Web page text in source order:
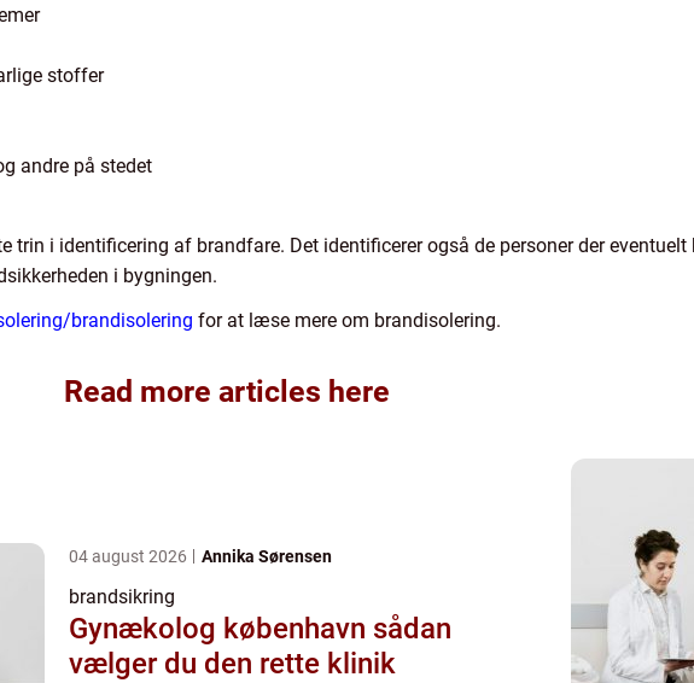
stoffer
andre på stedet
trin i identificering af brandfare. Det identificerer også de personer der
i bygningen.
brandisolering for at læse mere om brandisolering.
Read more articles here
04 august 2026 Annika Sørensen
brandsikring
Gynækolog københavn sådan
vælger du den rette klinik